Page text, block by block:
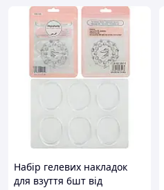
Набір гелевих накладок
для взуття 6шт від